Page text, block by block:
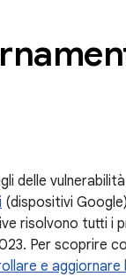
delle
(dispositivi
risolvono tutti i
Per scoprire
e aggiornare